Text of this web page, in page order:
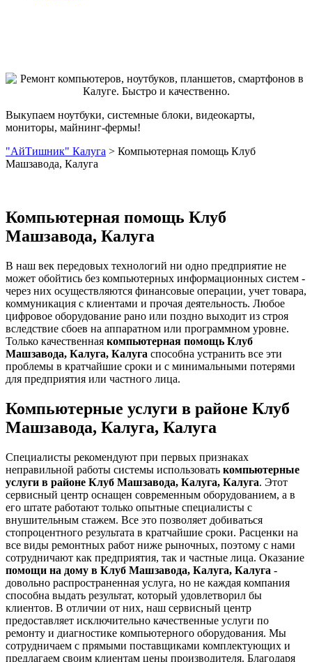
Выкупаем ноутбуки, системные блоки, видеокарты,
мониторы, майнинг-фермы!
"АйТишник" Калуга > Компьютерная помощь Клуб
Машзавода, Калуга
Компьютерная помощь Клуб
Машзавода, Калуга
В наш век передовых технологий ни одно предприятие не
может обойтись без компьютерных информационных систем -
через них осуществляются финансовые операции, учет товара,
коммуникация с клиентами и прочая деятельность. Любое
цифровое оборудование рано или поздно выходит из строя
вследствие сбоев на аппаратном или программном уровне.
Только качественная компьютерная помощь Клуб
Машзавода, Калуга, Калуга способна устранить все эти
проблемы в кратчайшие сроки и с минимальными потерями
для предприятия или частного лица.
Компьютерные услуги в районе Клуб
Машзавода, Калуга, Калуга
Специалисты рекомендуют при первых признаках
неправильной работы системы использовать компьютерные
услуги в районе Клуб Машзавода, Калуга, Калуга. Этот
сервисный центр оснащен современным оборудованием, а в
его штате работают только опытные специалисты с
внушительным стажем. Все это позволяет добиваться
стопроцентного результата в кратчайшие сроки. Расценки на
все виды ремонтных работ ниже рыночных, поэтому с нами
сотрудничают как предприятия, так и частные лица. Оказание
помощи на дому в Клуб Машзавода, Калуга, Калуга -
довольно распространенная услуга, но не каждая компания
способна выдать результат, который удовлетворил бы
клиентов. В отличии от них, наш сервисный центр
предоставляет исключительно качественные услуги по
ремонту и диагностике компьютерного оборудования. Мы
сотрудничаем с прямыми поставщиками комплектующих и
предлагаем своим клиентам цены производителя. Благодаря